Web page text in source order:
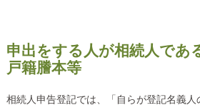
申出をする人が相続人であ
戸籍謄本等
相続人申告登記では、「自らが登記名義人